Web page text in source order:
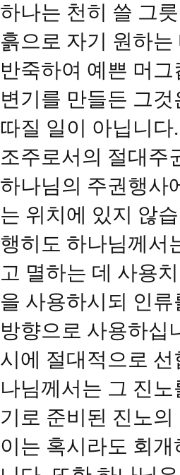
하나는 천히 쓸 그
흙으로 자기 원하
반죽하여 예쁜 머
변기를 만들든 그
따질 일이 아닙니
조주로서의 절대주
하나님의 주권행사
는 위치에 있지 않
행히도 하나님께서
고 멸하는 데 사용
을 사용하시되 인
방향으로 사용하십
시에 절대적으로
나님께서는 그 진
기로 준비된 진노
이는 혹시라도 회